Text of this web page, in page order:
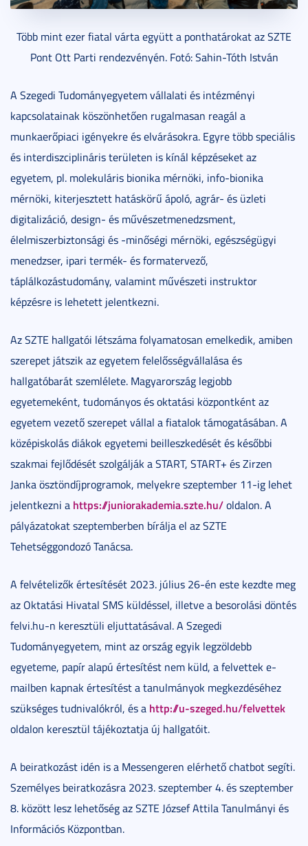
Több mint ezer fiatal várta együtt a ponthatárokat az SZTE
Pont Ott Parti rendezvényén. Fotó: Sahin-Tóth István
A Szegedi Tudományegyetem vállalati és intézményi
kapcsolatainak köszönhetően rugalmasan reagál a
munkaerőpiaci igényekre és elvárásokra. Egyre több speciális
és interdiszciplináris területen is kínál képzéseket az
egyetem, pl. molekuláris bionika mérnöki, info-bionika
mérnöki, kiterjesztett hatáskörű ápoló, agrár- és üzleti
digitalizáció, design- és művészetmenedzsment,
élelmiszerbiztonsági és -minőségi mérnöki, egészségügyi
menedzser, ipari termék- és formatervező,
táplálkozástudomány, valamint művészeti instruktor
képzésre is lehetett jelentkezni.
Az SZTE hallgatói létszáma folyamatosan emelkedik, amiben
szerepet játszik az egyetem felelősségvállalása és
hallgatóbarát szemlélete. Magyarország legjobb
egyetemeként, tudományos és oktatási központként az
egyetem vezető szerepet vállal a fiatalok támogatásában. A
középiskolás diákok egyetemi beilleszkedését és későbbi
szakmai fejlődését szolgálják a START, START+ és Zirzen
Janka ösztöndíjprogramok, melyekre szeptember 11-ig lehet
jelentkezni a https://juniorakademia.szte.hu/oldalon. A
pályázatokat szeptemberben bírálja el az SZTE
Tehetséggondozó Tanácsa.
A felvételizők értesítését 2023. július 26-én este kezdte meg
az Oktatási Hivatal SMS küldéssel, illetve a besorolási döntés
felvi.hu-n keresztüli eljuttatásával. A Szegedi
Tudományegyetem, mint az ország egyik legzöldebb
egyeteme, papír alapú értesítést nem küld, a felvettek e-
mailben kapnak értesítést a tanulmányok megkezdéséhez
szükséges tudnivalókról, és a http://u-szeged.hu/felvettek
oldalon keresztül tájékoztatja új hallgatóit.
A beiratkozást idén is a Messengeren elérhető chatbot segíti.
Személyes beiratkozásra 2023. szeptember 4. és szeptember
8. között lesz lehetőség az SZTE József Attila Tanulmányi és
Információs Központban.